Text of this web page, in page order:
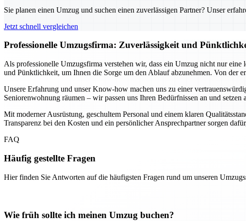
Sie planen einen Umzug und suchen einen zuverlässigen Partner? Unser
Jetzt schnell vergleichen
Professionelle Umzugsfirma: Zuverlässigkeit und
Als professionelle Umzugsfirma verstehen wir, dass ein Umzug nicht nur
und Pünktlichkeit, um Ihnen die Sorge um den Ablauf abzunehmen. Von der
Unsere Erfahrung und unser Know-how machen uns zu einer
Seniorenwohnung räumen – wir passen uns Ihren Bedürfnissen an und
Mit moderner Ausrüstung, geschultem Personal und einem klaren
Transparenz bei den Kosten und ein persönlicher Ansprechpartner sorgen
FAQ
Häufig gestellte Fragen
Hier finden Sie Antworten auf die häufigsten Fragen rund um unseren
Wie früh sollte ich meinen Umzug buchen?